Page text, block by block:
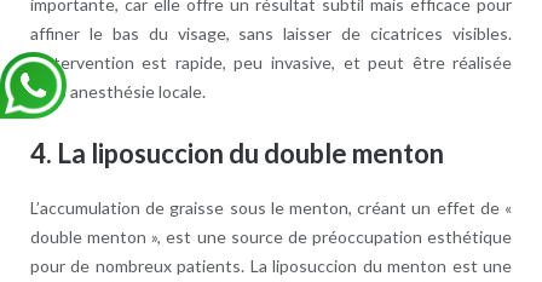
importante, car elle offre un résultat subtil mais efficace pour
affiner le bas du visage, sans laisser de cicatrices visibles.
L’intervention est rapide, peu invasive, et peut être réalisée
sous anesthésie locale.
4. La liposuccion du double menton
L’accumulation de graisse sous le menton, créant un effet de «
double menton », est une source de préoccupation esthétique
pour de nombreux patients. La liposuccion du menton est une